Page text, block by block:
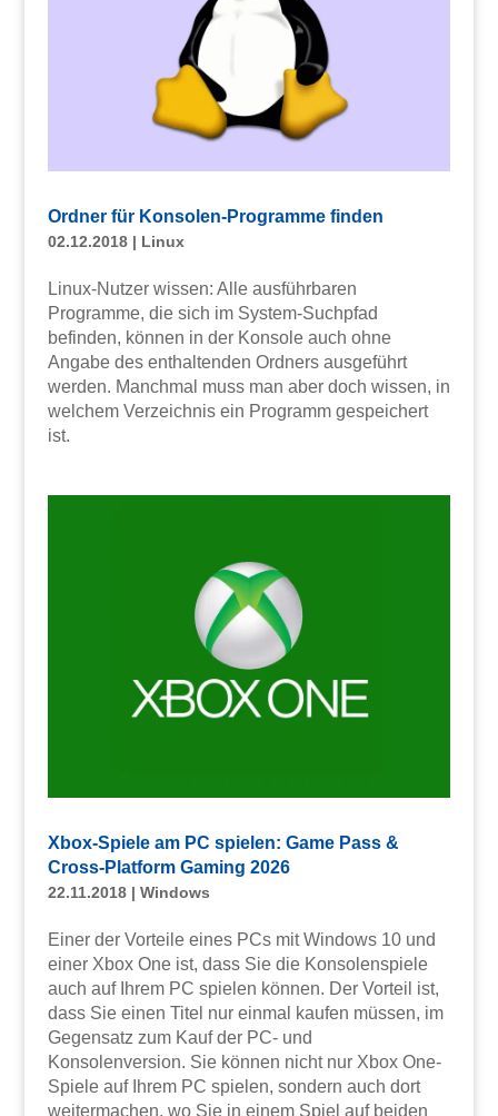
Ordner für Konsolen-Programme finden
02.12.2018| Linux
Linux-Nutzer wissen: Alle ausführbaren
Programme, die sich im System-Suchpfad
befinden, können in der Konsole auch ohne
Angabe des enthaltenden Ordners ausgeführt
werden. Manchmal muss man aber doch wissen, in
welchem Verzeichnis ein Programm gespeichert
ist.
Xbox-Spiele am PC spielen: Game Pass &
Cross-Platform Gaming 2026
22.11.2018| Windows
Einer der Vorteile eines PCs mit Windows 10 und
einer Xbox One ist, dass Sie die Konsolenspiele
auch auf Ihrem PC spielen können. Der Vorteil ist,
dass Sie einen Titel nur einmal kaufen müssen, im
Gegensatz zum Kauf der PC- und
Konsolenversion. Sie können nicht nur Xbox One-
Spiele auf Ihrem PC spielen, sondern auch dort
weitermachen, wo Sie in einem Spiel auf beiden